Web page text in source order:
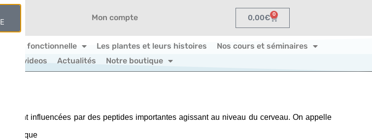
Mon compte 0,00€ 0
et fonctionnelle Les plantes et leurs histoires
Nos cours et séminaires
Nos videos Actualités Notre boutique
influencées par des peptides importantes agissant au niveau du cerveau. On appelle